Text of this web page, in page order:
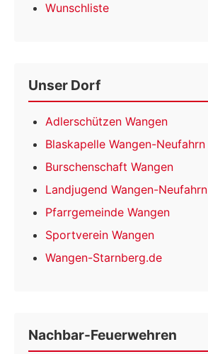
Wunschliste
Unser Dorf
Adlerschützen Wangen
Blaskapelle Wangen-Neufahrn
Burschenschaft Wangen
Landjugend Wangen-Neufahrn
Pfarrgemeinde Wangen
Sportverein Wangen
Wangen-Starnberg.de
Nachbar-Feuerwehren